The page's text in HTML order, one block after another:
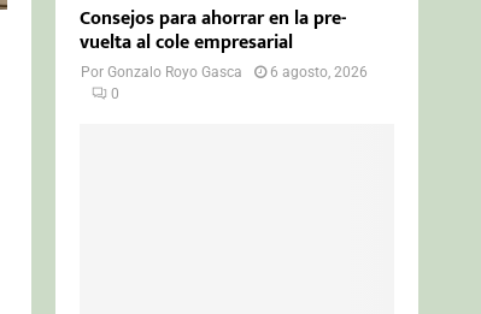
Consejos para ahorrar en la pre-
vuelta al cole empresarial
PorGonzalo Royo Gasca
6 agosto, 2026
0